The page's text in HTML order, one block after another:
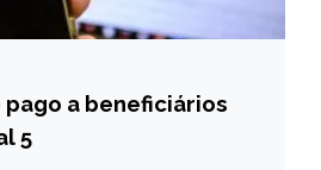
a beneficiários
5